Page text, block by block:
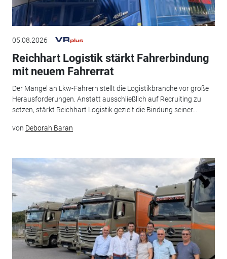
05.08.2026
Reichhart Logistik stärkt Fahrerbindung
mit neuem Fahrerrat
Der Mangel an Lkw-Fahrern stellt die Logistikbranche vor große
Herausforderungen. Anstatt ausschließlich auf Recruiting zu
setzen, stärkt Reichhart Logistik gezielt die Bindung seiner...
von Deborah Baran